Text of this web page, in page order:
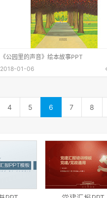
《公园里的声音》绘本故事PPT
2018-01-06
4 5 6 7 8